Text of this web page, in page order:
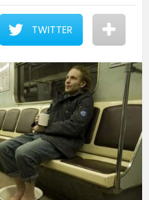
TWITTER